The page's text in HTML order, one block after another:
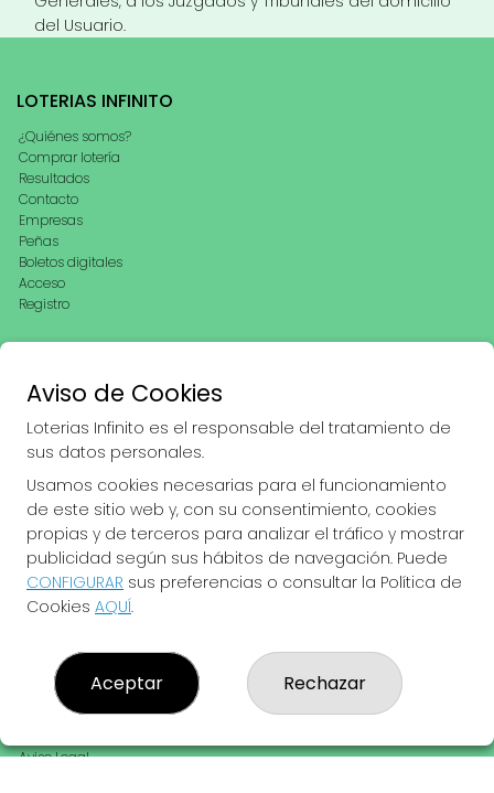
del Usuario.
LOTERIAS INFINITO
¿Quiénes somos?
Comprar lotería
Resultados
Contacto
Empresas
Peñas
Boletos digitales
Acceso
Registro
CONTACTO
ADMINISTRACION DE LOTERIAS: 28-LAS PALMAS - RECEPTOR
OFICIAL: 43805
928208545
Clica aquí para contactar por WhatsApp
659850574
info@loteriasinfinito.es
(Las Palmas) España
Aviso Legal
Aviso de Cookies
Loterias Infinito es el responsable del tratamiento de
sus datos personales.
Usamos cookies necesarias para el funcionamiento
de este sitio web y, con su consentimiento, cookies
propias y de terceros para analizar el tráfico y mostrar
publicidad según sus hábitos de navegación. Puede
CONFIGURAR sus preferencias o consultar la Política de
Cookies AQUÍ.
Aceptar Rechazar